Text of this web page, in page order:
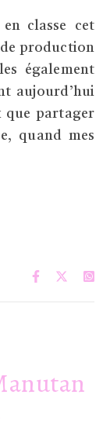
production
également
aujourd’hui
que partager
quand mes